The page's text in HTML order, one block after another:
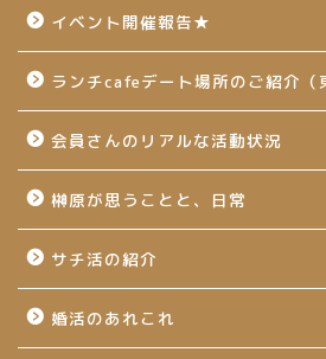
イベント開催報告★
ランチcafeデート場所のご紹介（
会員さんのリアルな活動状況
榊原が思うことと、日常
サチ活の紹介
婚活のあれこれ